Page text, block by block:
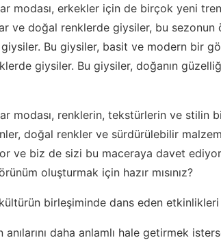
modası, erkekler için de birçok yeni
ve doğal renklerde giysiler, bu sezonun
Bu giysiler, basit ve modern bir
giysiler. Bu giysiler, doğanın
modası, renklerin, tekstürlerin ve stilin
doğal renkler ve sürdürülebilir
ve biz de sizi bu maceraya davet
oluşturmak için hazır mısınız?
birleşiminde dans eden
anılarını daha anlamlı hale getirmek